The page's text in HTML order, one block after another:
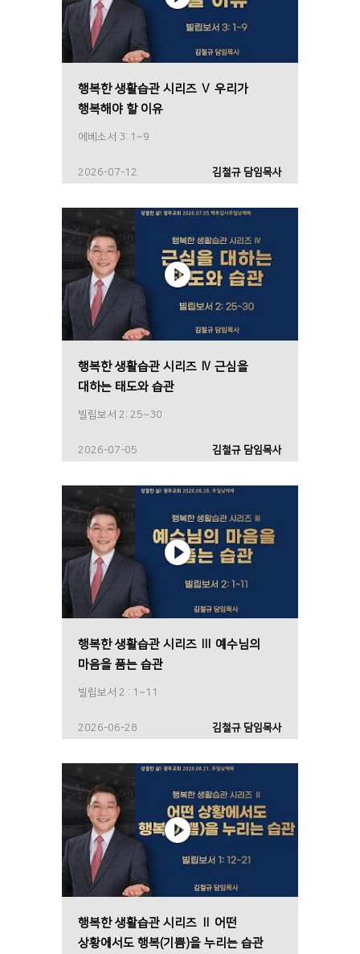
행복한 생활습관 시리즈 Ⅴ 우리가
행복해야 할 이유
에베소서 3: 1~9
2026-07-12 김철규 담임목사
행복한 생활습관 시리즈 Ⅳ 근심을
대하는 태도와 습관
빌립보서 2: 25~30
2026-07-05 김철규 담임목사
행복한 생활습관 시리즈 Ⅲ 예수님의
마음을 품는 습관
빌립보서 2 : 1~11
2026-06-28 김철규 담임목사
행복한 생활습관 시리즈 Ⅱ 어떤
상황에서도 행복(기쁨)을 누리는 습관